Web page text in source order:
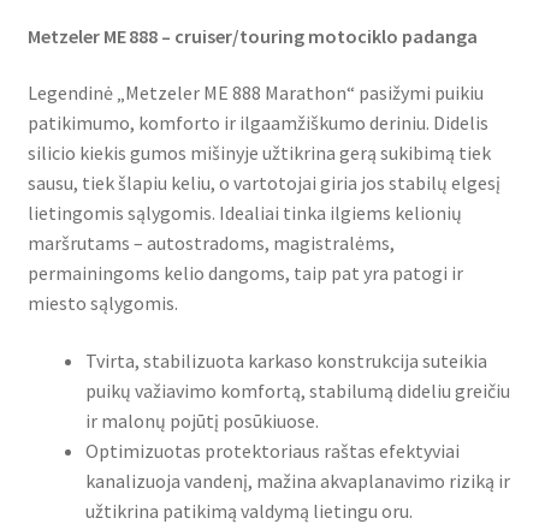
Metzeler ME 888 – cruiser/touring motociklo padanga
Legendinė „Metzeler ME 888 Marathon“ pasižymi puikiu
patikimumo, komforto ir ilgaamžiškumo deriniu. Didelis
silicio kiekis gumos mišinyje užtikrina gerą sukibimą tiek
sausu, tiek šlapiu keliu, o vartotojai giria jos stabilų elgesį
lietingomis sąlygomis. Idealiai tinka ilgiems kelionių
maršrutams – autostradoms, magistralėms,
permainingoms kelio dangoms, taip pat yra patogi ir
miesto sąlygomis.
Tvirta, stabilizuota karkaso konstrukcija suteikia
puikų važiavimo komfortą, stabilumą dideliu greičiu
ir malonų pojūtį posūkiuose.
Optimizuotas protektoriaus raštas efektyviai
kanalizuoja vandenį, mažina akvaplanavimo riziką ir
užtikrina patikimą valdymą lietingu oru.